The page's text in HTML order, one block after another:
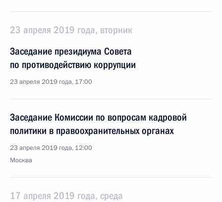
23 апреля 2019 года, вторник
Заседание президиума Совета
по противодействию коррупции
23 апреля 2019 года, 17:00
Заседание Комиссии по вопросам кадровой
политики в правоохранительных органах
23 апреля 2019 года, 12:00
Москва
17 апреля 2019 года, среда